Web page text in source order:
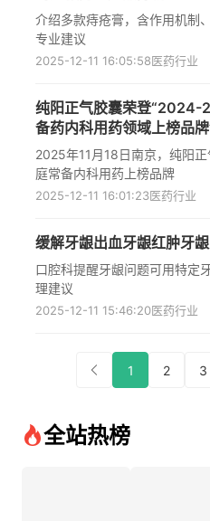
介绍多款痔疮膏，含作用机制
专业建议
2025-12-11 16:05:58医药行业
纯阳正气胶囊荣登“2024-
备药内科用药领域上榜品
2025年11月18日南京，纯阳
庭常备内科用药上榜品牌
2025-12-11 16:01:23医药行业
缓解牙龈出血牙龈红肿牙
口腔科提醒牙龈问题可用特定
理建议
2025-12-11 15:46:20医药行业
1 2 3
全站热榜